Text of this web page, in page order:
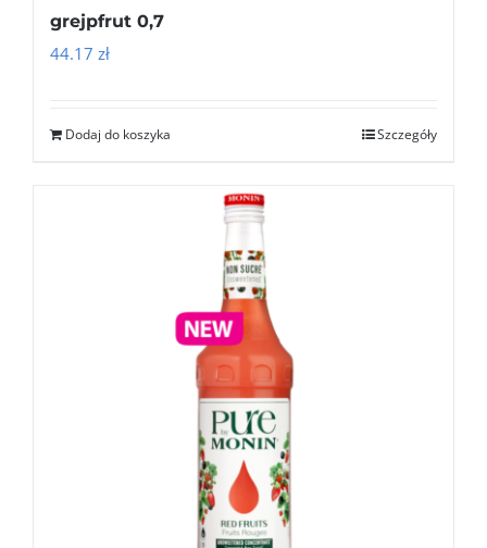
grejpfrut 0,7
44.17 zł
Dodaj do koszyka Szczegóły